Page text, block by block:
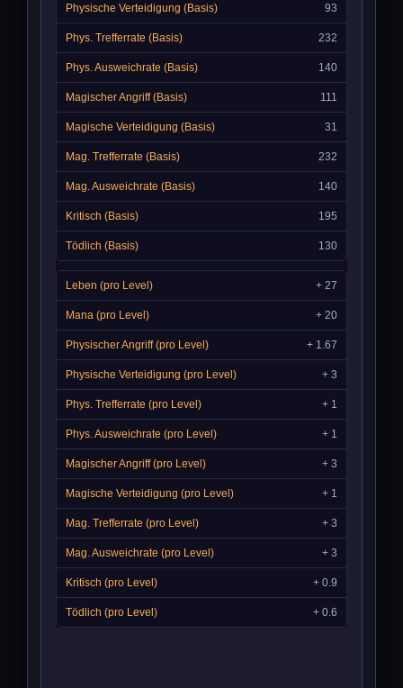
93
232
140
111
31
232
140
195
130
+ 27
+ 20
+ 1.67
+ 3
+ 1
+ 1
+ 3
+ 1
+ 3
+ 3
+ 0.9
+ 0.6